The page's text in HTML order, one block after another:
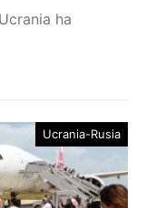
ha
Ucrania-Rusia